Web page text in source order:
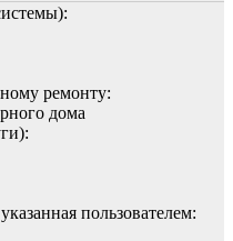
ремонту:
дома
пользователем: